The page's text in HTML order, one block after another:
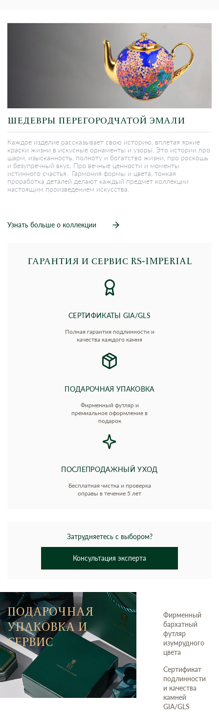
ШЕДЕВРЫ ПЕРЕГОРОДЧАТОЙ ЭМАЛИ
Каждое изделие рассказывает свою историю, вплетая яркие
краски жизни в искусные орнаменты и узоры. Это истории про
шарм, изысканность, полноту и богатство жизни, про роскошь
и безупречный вкус. Про вечные ценности и моменты
истинного счастья. Гармония формы и цвета, тонкая
проработка деталей делают каждый предмет коллекции
настоящим произведением искусства.
Узнать больше о коллекции
ГАРАНТИЯ И СЕРВИС RS‑IMPERIAL
СЕРТИФИКАТЫ GIA/GLS
Полная гарантия подлинности и
качества каждого камня
ПОДАРОЧНАЯ УПАКОВКА
Фирменный футляр и
премиальное оформление в
подарок
ПОСЛЕПРОДАЖНЫЙ УХОД
Бесплатная чистка и проверка
оправы в течение 5 лет
Затрудняетесь с выбором?
Консультация эксперта
ПОДАРОЧНАЯ
УПАКОВКА И
СЕРВИС
Фирменный
бархатный
футляр
изумрудного
цвета
Сертификат
подлинности
и качества
камней
GIA/GLS